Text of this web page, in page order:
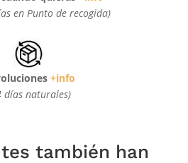
en Punto de recogida)
+info
días naturales)
también han